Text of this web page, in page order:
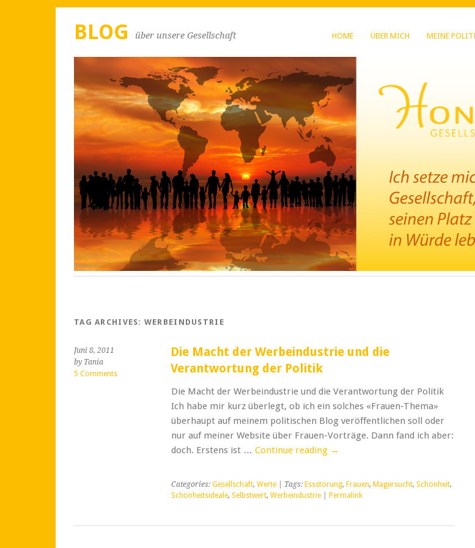
HOME ÜBER MICH MEINE
BLOG über unsere Gesellschaft
TAG ARCHIVES: WERBEINDUSTRIE
Juni 8, 2011
by Tania
5 Comments
Die Macht der Werbeindustrie und die
Verantwortung der Politik
Die Macht der Werbeindustrie und die Verantwortung der Politik
Ich habe mir kurz überlegt, ob ich ein solches «Frauen-Thema»
überhaupt auf meinem politischen Blog veröffentlichen soll oder
nur auf meiner Website über Frauen-Vorträge. Dann fand ich aber:
doch. Erstens ist … Continue reading →
Categories: Gesellschaft, Werte| Tags: Essstörung, Frauen, Magersucht, Schönheit,
Schönheitsideale, Selbstwert, Werbeindustrie| Permalink